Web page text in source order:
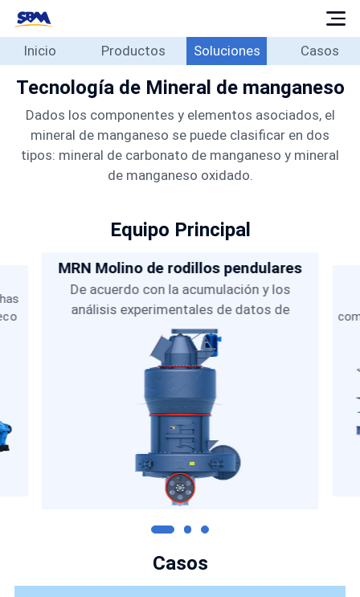
Inicio
Productos
Soluciones
Casos
Blog
Inicio Productos Soluciones Casos
Tecnología de Mineral de manganeso
Dados los componentes y elementos asociados, el
mineral de manganeso se puede clasificar en dos
tipos: mineral de carbonato de manganeso y mineral
de manganeso oxidado.
Equipo Principal
MRN Molino de rodillos pendulares
De acuerdo con la acumulación y los
análisis experimentales de datos de
pruebas in situ durante más de treinta años,
SBM ha investigado
Casos